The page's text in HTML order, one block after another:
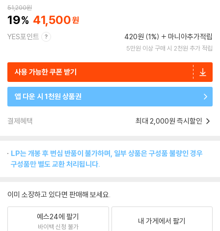
51,200원
19 41,500
YES포인트 420원 (1%) 마니아추가적립
5만원 이상 구매 시 2천원 추가 적립
사용 가능한 쿠폰 받기
앱 다운 시 1천원 상품권
결제혜택 최대 2,000원 즉시할인
LP는 개봉 후 변심 반품이 불가하며, 일부 상품은 구성품 불량인 경우
구성품만 별도 교환 처리됩니다.
이미 소장하고 있다면 판매해 보세요.
예스24에 팔기
바이백 신청 불가
내 가게에서 팔기